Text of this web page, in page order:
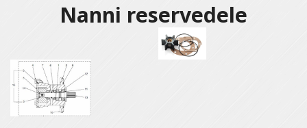
Nanni reservedele